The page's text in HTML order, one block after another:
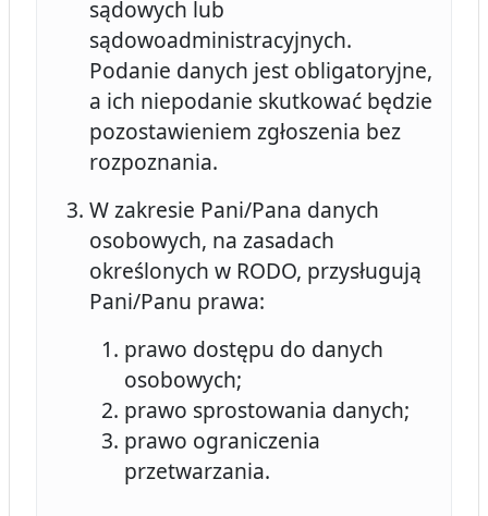
sądowych lub
sądowoadministracyjnych.
Podanie danych jest obligatoryjne,
a ich niepodanie skutkować będzie
pozostawieniem zgłoszenia bez
rozpoznania.
W zakresie Pani/Pana danych
osobowych, na zasadach
określonych w RODO, przysługują
Pani/Panu prawa:
prawo dostępu do danych
osobowych;
prawo sprostowania danych;
prawo ograniczenia
przetwarzania.